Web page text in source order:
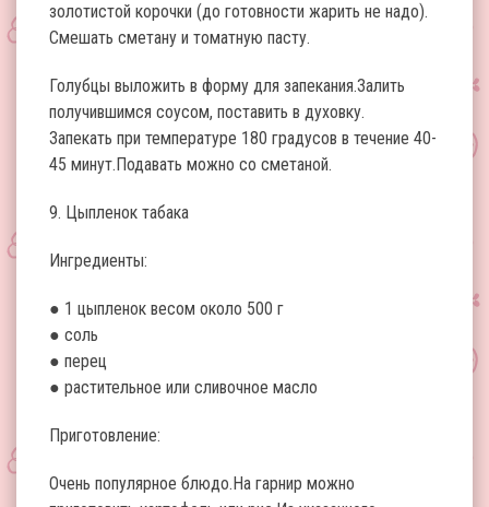
золотистой корочки (до готовности жарить не надо).
Смешать сметану и томатную пасту.
Голубцы выложить в форму для запекания.Залить
получившимся соусом, поставить в духовку.
Запекать при температуре 180 градусов в течение 40-
45 минут.Подавать можно со сметаной.
9. Цыпленок табака
Ингредиенты:
● 1 цыпленок весом около 500 г
● соль
● перец
● растительное или сливочное масло
Приготовление:
Очень популярное блюдо.На гарнир можно